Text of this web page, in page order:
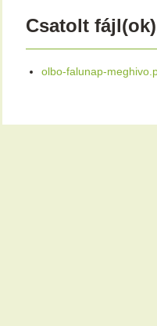
Csatolt
olbo-falunap-